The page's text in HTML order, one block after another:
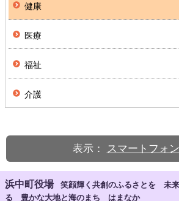
健康
医療
福祉
介護
表示： スマートフォン
浜中町役場
笑顔輝く共創のふるさとを 未
る 豊かな大地と海のまち はまなか